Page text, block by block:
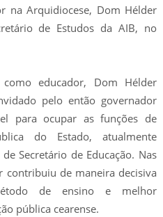
na Arquidiocese, Dom Hélder
de Estudos da AIB, no
educador, Dom Hélder
pelo então governador
para ocupar as funções de
do Estado, atualmente
Secretário de Educação. Nas
contribuiu de maneira decisiva
de ensino e melhor
pública cearense.